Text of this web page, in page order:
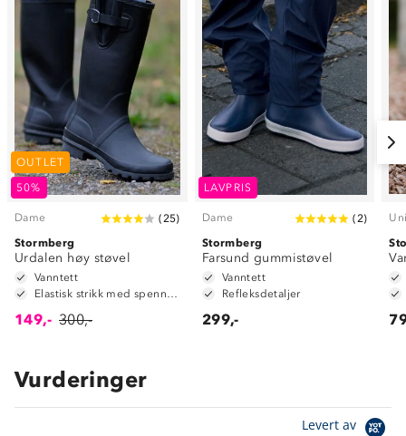
OUTLET
50%
Dame ( 25)
Stormberg
Urdalen høy støvel
Vanntett
149,- 300,-
LAVPRIS
Dame ( 2)
Stormberg
Farsund gummistøvel
Vanntett
Refleksdetaljer
299,-
Vurderinger
Levert av